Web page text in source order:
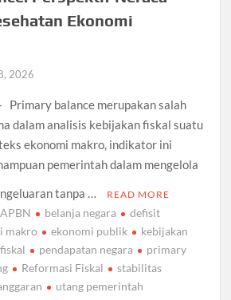
Ekonomi
2026
balance merupakan salah
dalam analisis kebijakan fiskal suatu
ekonomi makro, indikator ini
pemerintah dalam mengelola
tanpa …
READ MORE
APBN belanja negara
defisit
makro ekonomi publik
kebijakan
pendapatan negara
primary
Reformasi Fiskal
stabilitas
utang pemerintah